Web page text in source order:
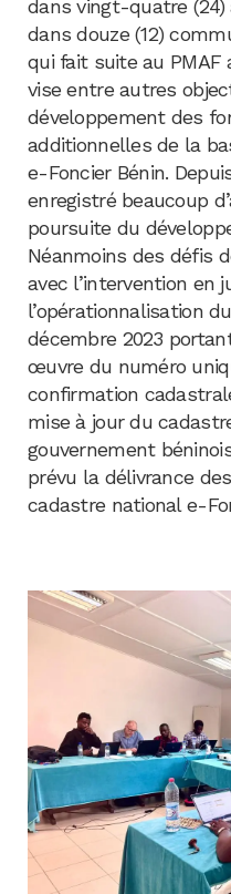
dans vingt-quatre
dans douze (12)
qui fait suite au PMAF
vise entre autres
développement des
additionnelles de la
e-Foncier Bénin.
enregistré beaucoup
poursuite du
Néanmoins des défis
avec l’intervention en
l’opérationnalisation
décembre 2023
œuvre du numéro
confirmation
mise à jour du
gouvernement
prévu la délivrance
cadastre national e-